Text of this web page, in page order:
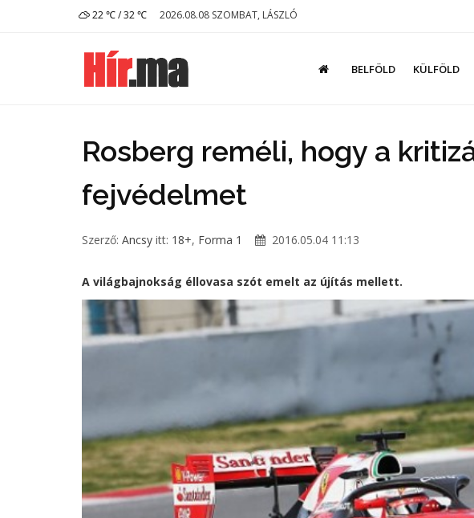
22 ℃ / 32 ℃ 2026.08.08 SZOMBAT, LÁSZLÓ
BELFÖLD KÜLFÖLD
Rosberg reméli, hogy a
fejvédelmet
Szerző: Ancsy itt: 18+, Forma 1 2016.05.04 11:13
A világbajnokság éllovasa szót emelt az újítás mellett.